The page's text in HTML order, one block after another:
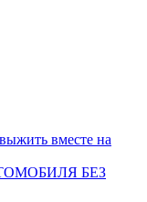
вместе на
БЕЗ